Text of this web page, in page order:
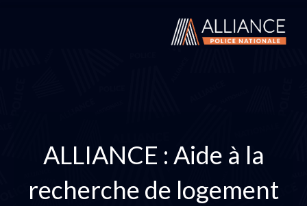
ALLIANCE : Aide à la
recherche de logement